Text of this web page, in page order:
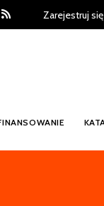
Zarejestruj się